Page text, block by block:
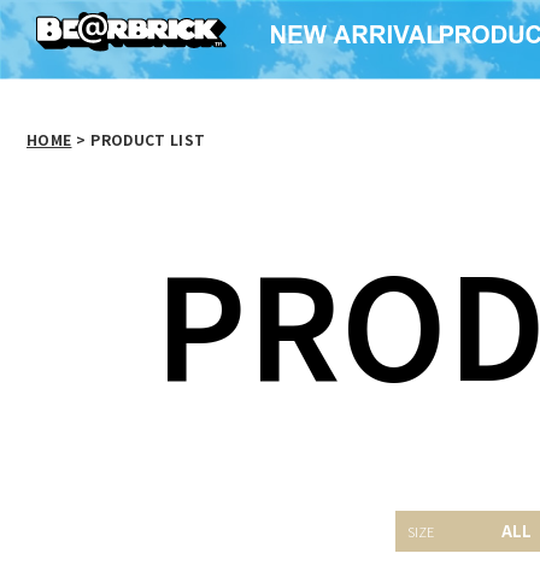
HOME > PRODUCT LIST
ALL
BE@RBRICK エヴァン
ゲリオン 8号機β 臨時
戦闘形態 400％
PUFT